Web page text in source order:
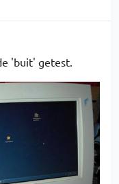
'buit' getest.